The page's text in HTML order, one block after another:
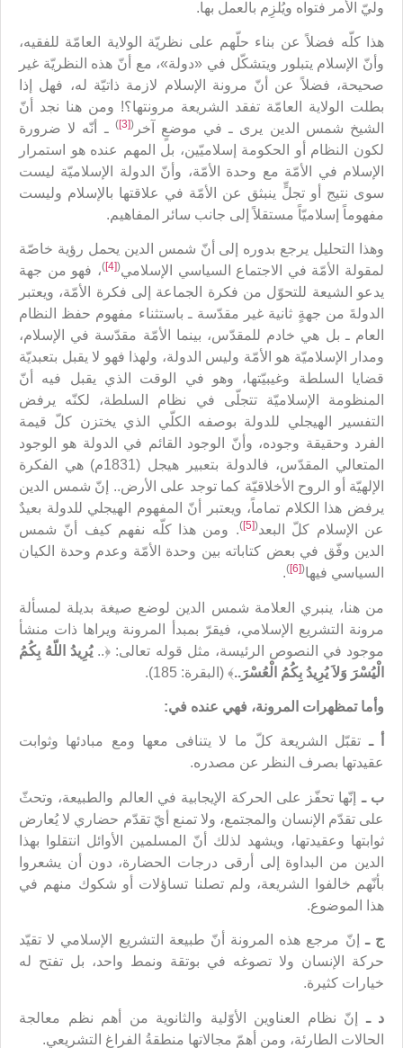
وليّ الأمر فتواه ويُلزِم بالعمل بها.
هذا كلّه فضلاً عن بناء حلّهم على نظريّة الولاية العامّة للفقيه،
وأنّ الإسلام يتبلور ويتشكّل في «دولة»، مع أنّ هذه النظريّة غير
صحيحة، فضلاً عن أنّ مرونة الإسلام لازمة ذاتيّة له، فهل إذا
بطلت الولاية العامّة تفقد الشريعة مرونتها؟! ومن هنا نجد أنّ
الشيخ شمس الدين يرى ـ في موضعٍ آخر(
[3]
) ـ أنّه لا ضرورة
لكون النظام أو الحكومة إسلاميّين، بل المهم عنده هو استمرار
الإسلام في الأمّة مع وحدة الأمّة، وأنّ الدولة الإسلاميّة ليست
سوى نتيج أو تجلٍّ ينبثق عن الأمّة في علاقتها بالإسلام وليست
مفهوماً إسلاميّاً مستقلاً إلى جانب سائر المفاهيم.
وهذا التحليل يرجع بدوره إلى أنّ شمس الدين يحمل رؤية خاصّة
لمقولة الأمّة في الاجتماع السياسي الإسلامي(
[4]
)، فهو من جهة
يدعو الشيعة للتحوّل من فكرة الجماعة إلى فكرة الأمّة، ويعتبر
الدولةَ من جهةٍ ثانية غير مقدّسة ـ باستثناء مفهوم حفظ النظام
العام ـ بل هي خادم للمقدّس، بينما الأمّة مقدّسة في الإسلام،
ومدار الإسلاميّة هو الأمّة وليس الدولة، ولهذا فهو لا يقبل بتعبديّة
قضايا السلطة وغيبيّتها، وهو في الوقت الذي يقبل فيه أنّ
المنظومة الإسلاميّة تتجلّى في نظام السلطة، لكنّه يرفض
التفسير الهيجلي للدولة بوصفه الكلّي الذي يختزن كلّ قيمة
الفرد وحقيقة وجوده، وأنّ الوجود القائم في الدولة هو الوجود
المتعالي المقدّس، فالدولة بتعبير هيجل (1831م) هي الفكرة
الإلهيّة أو الروح الأخلاقيّة كما توجد على الأرض.. إنّ شمس الدين
يرفض هذا الكلام تماماً، ويعتبر أنّ المفهوم الهيجلي للدولة بعيدٌ
عن الإسلام كلّ البعد(
[5]
). ومن هذا كلّه نفهم كيف أنّ شمس
الدين وفّق في بعض كتاباته بين وحدة الأمّة وعدم وحدة الكيان
السياسي فيها(
[6]
)
.
من هنا، ينبري العلامة شمس الدين لوضع صيغة بديلة لمسألة
مرونة التشريع الإسلامي، فيقرّ بمبدأ المرونة ويراها ذات منشأ
موجود في النصوص الرئيسة، مثل قوله تعالى: ﴿.. يُرِيدُ اللّهُ بِكُمُ
الْيُسْرَ وَلاَ يُرِيدُ بِكُمُ الْعُسْرَ..﴾ (البقرة: 185).
وأما تمظهرات المرونة، فهي عنده في:
أ ـ تقبّل الشريعة كلّ ما لا يتنافى معها ومع مبادئها وثوابت
عقيدتها بصرف النظر عن مصدره.
ب ـ إنّها تحفّز على الحركة الإيجابية في العالم والطبيعة، وتحثّ
على تقدّم الإنسان والمجتمع، ولا تمنع أيّ تقدّم حضاري لا يُعارض
ثوابتها وعقيدتها، ويشهد لذلك أنّ المسلمين الأوائل انتقلوا بهذا
الدين من البداوة إلى أرقى درجات الحضارة، دون أن يشعروا
بأنّهم خالفوا الشريعة، ولم تصلنا تساؤلات أو شكوك منهم في
هذا الموضوع.
ج ـ إنّ مرجع هذه المرونة أنّ طبيعة التشريع الإسلامي لا تقيّد
حركة الإنسان ولا تصوغه في بوتقة ونمط واحد، بل تفتح له
خيارات كثيرة.
د ـ إنّ نظام العناوين الأوّلية والثانوية من أهم نظم معالجة
الحالات الطارئة، ومن أهمّ مجالاتها منطقةُ الفراغ التشريعي.